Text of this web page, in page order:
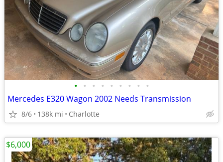
• • • • • • • • •
Mercedes E320 Wagon 2002 Needs Transmission
8/6 138k mi Charlotte
$6,000